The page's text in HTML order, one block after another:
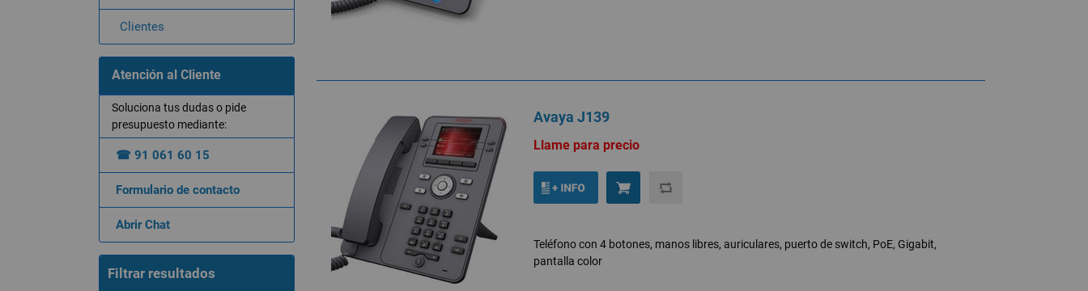
Clientes
Atención al Cliente
Soluciona tus dudas o pide
presupuesto mediante:
☎ 91 061 60 15
Formulario de contacto
Abrir Chat
Filtrar resultados
Avaya J139
Llame para precio
Teléfono con 4 botones, manos libres, auriculares, puerto de switch, PoE, Gigabit,
pantalla color